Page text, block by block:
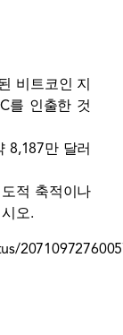
비트코인 ​​지
를 인출한 것
8,187만 달러
적 축적이나
오.